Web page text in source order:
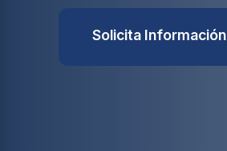
Solicita Información